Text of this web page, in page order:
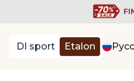
DI sport Etalon